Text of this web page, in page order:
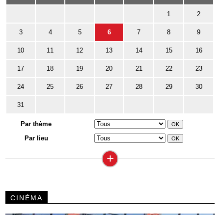
1 2
3 4 5 6 7 8 9
10 11 12 13 14 15 16
17 18 19 20 21 22 23
24 25 26 27 28 29 30
31
Par thème
Par lieu
+
CINÉMA